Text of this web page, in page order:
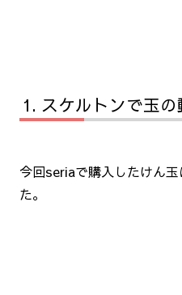
スケルトンで玉
今回seriaで購入したけん
た。